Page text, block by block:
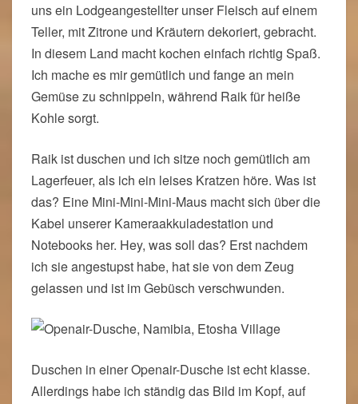
uns ein Lodgeangestellter unser Fleisch auf einem
Teller, mit Zitrone und Kräutern dekoriert, gebracht.
In diesem Land macht kochen einfach richtig Spaß.
Ich mache es mir gemütlich und fange an mein
Gemüse zu schnippeln, während Raik für heiße
Kohle sorgt.
Raik ist duschen und ich sitze noch gemütlich am
Lagerfeuer, als ich ein leises Kratzen höre. Was ist
das? Eine Mini-Mini-Mini-Maus macht sich über die
Kabel unserer Kameraakkuladestation und
Notebooks her. Hey, was soll das? Erst nachdem
ich sie angestupst habe, hat sie von dem Zeug
gelassen und ist im Gebüsch verschwunden.
Duschen in einer Openair-Dusche ist echt klasse.
Allerdings habe ich ständig das Bild im Kopf, auf